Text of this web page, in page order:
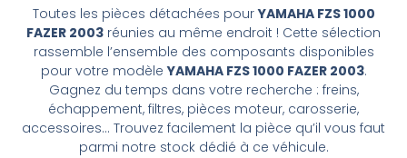
Toutes les pièces détachées pourYAMAHA FZS 1000
FAZER 2003 réunies au même endroit ! Cette sélection
rassemble l’ensemble des composants disponibles
pour votre modèleYAMAHA FZS 1000 FAZER 2003.
Gagnez du temps dans votre recherche : freins,
échappement, filtres, pièces moteur, carosserie,
accessoires… Trouvez facilement la pièce qu’il vous faut
parmi notre stock dédié à ce véhicule.